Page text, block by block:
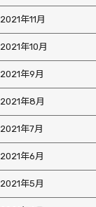
2021年11月
2021年10月
2021年9月
2021年8月
2021年7月
2021年6月
2021年5月